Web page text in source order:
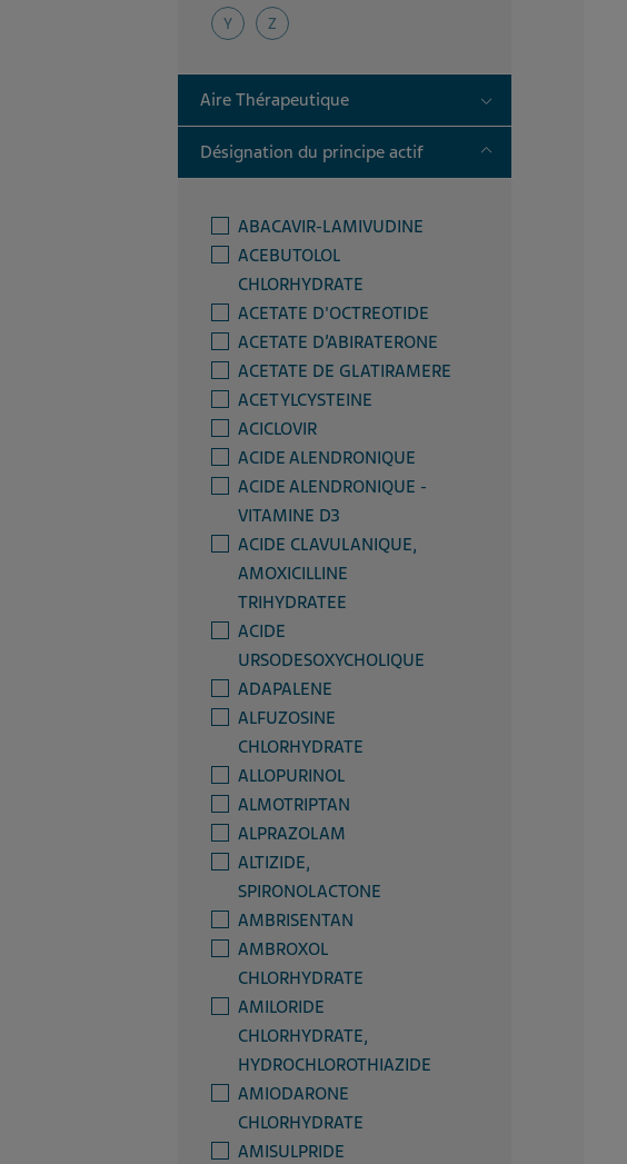
Y Z
Aire Thérapeutique Toggle
Désignation du principe actif Toggle
ABACAVIR-LAMIVUDINE
ACEBUTOLOL
CHLORHYDRATE
ACETATE D'OCTREOTIDE
ACETATE D’ABIRATERONE
ACETATE DE GLATIRAMERE
ACETYLCYSTEINE
ACICLOVIR
ACIDE ALENDRONIQUE
ACIDE ALENDRONIQUE -
VITAMINE D3
ACIDE CLAVULANIQUE,
AMOXICILLINE
TRIHYDRATEE
ACIDE
URSODESOXYCHOLIQUE
ADAPALENE
ALFUZOSINE
CHLORHYDRATE
ALLOPURINOL
ALMOTRIPTAN
ALPRAZOLAM
ALTIZIDE,
SPIRONOLACTONE
AMBRISENTAN
AMBROXOL
CHLORHYDRATE
AMILORIDE
CHLORHYDRATE,
HYDROCHLOROTHIAZIDE
AMIODARONE
CHLORHYDRATE
AMISULPRIDE